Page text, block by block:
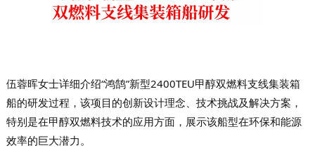
伍蓉晖女士详细介绍“鸿鹄”新型2400TEU甲醇双燃料支线集装箱
船的研发过程，该项目的创新设计理念、技术挑战及解决方案，
特别是在甲醇双燃料技术的应用方面，展示该船型在环保和能源
效率的巨大潜力。